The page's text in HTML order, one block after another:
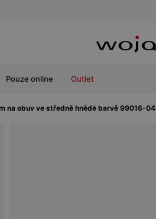
Pouze online Outlet
na obuv ve středně hnědé barvě 99016-04